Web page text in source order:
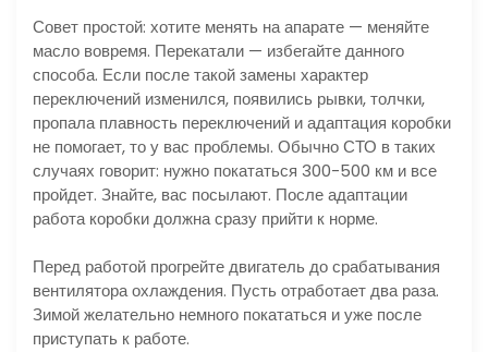
Совет простой: хотите менять на апарате — меняйте
масло вовремя. Перекатали — избегайте данного
способа. Если после такой замены характер
переключений изменился, появились рывки, толчки,
пропала плавность переключений и адаптация коробки
не помогает, то у вас проблемы. Обычно СТО в таких
случаях говорит: нужно покататься 300-500 км и все
пройдет. Знайте, вас посылают. После адаптации
работа коробки должна сразу прийти к норме.
Перед работой прогрейте двигатель до срабатывания
вентилятора охлаждения. Пусть отработает два раза.
Зимой желательно немного покататься и уже после
приступать к работе.